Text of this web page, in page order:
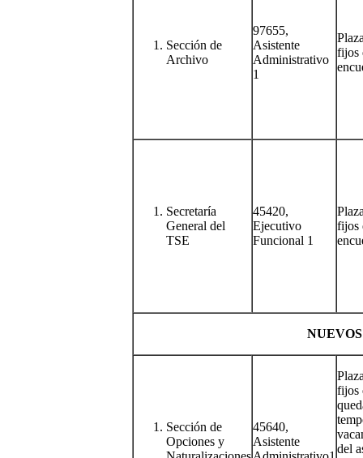
Sección de
Archivo
97655,
Asistente
Administrativo
1
fijos
Secretaría
General del
TSE
45420,
Ejecutivo
Funcional 1
fijos
Sección de
Opciones y
45640,
Asistente
fijos
del